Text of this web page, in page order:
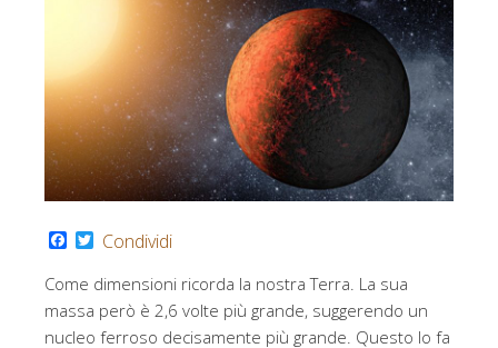
Facebook
Twitter
Condividi
Come dimensioni ricorda la nostra Terra. La sua
massa però è 2,6 volte più grande, suggerendo un
nucleo ferroso decisamente più grande. Questo lo fa